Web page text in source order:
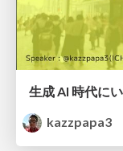
kazzpapa3